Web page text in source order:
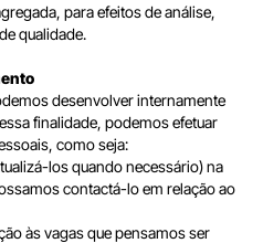
para efeitos de análise,
qualidade.
desenvolver internamente
finalidade, podemos efetuar
como seja:
los quando necessário) na
contactá-lo em relação ao
às vagas que pensamos ser